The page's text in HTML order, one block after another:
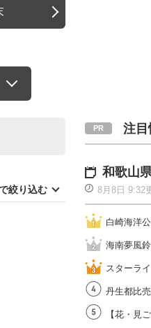
絞り込む
注目
和歌山
8月8日 9:32
白崎海洋
海南夢風
スターラ
丹生都比
【花・見